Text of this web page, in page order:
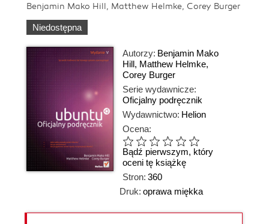
Benjamin Mako Hill, Matthew Helmke, Corey Burger
Niedostępna
Autorzy: Benjamin Mako
Hill, Matthew Helmke,
Corey Burger
Serie wydawnicze:
Oficjalny podręcznik
Wydawnictwo: Helion
Ocena:
Bądź pierwszym, który
oceni tę książkę
Stron: 360
Druk: oprawa miękka